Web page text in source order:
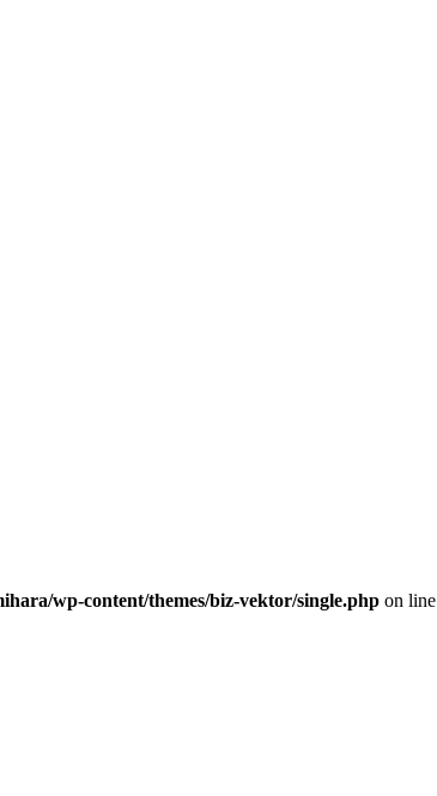
wp-content/themes/biz-vektor/single.php on line